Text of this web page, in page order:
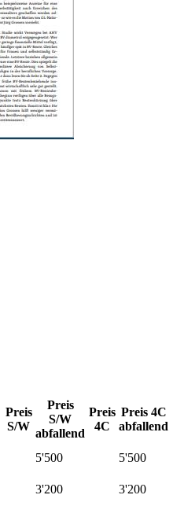
Preis
S/W
Preis
S/W
abfallend
Preis
4C
Preis 4C
abfallend
5'500
5'500
3'200 3'200